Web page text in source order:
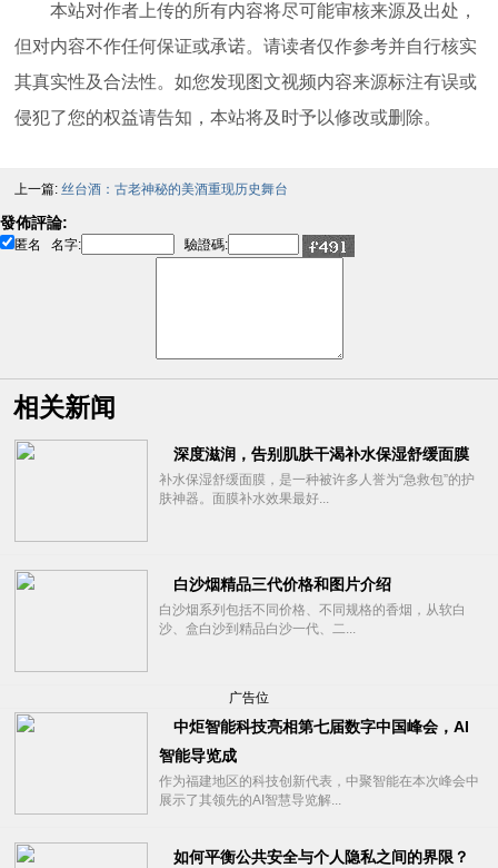
本站对作者上传的所有内容将尽可能审核来源及出处，
但对内容不作任何保证或承诺。请读者仅作参考并自行核实
其真实性及合法性。如您发现图文视频内容来源标注有误或
侵犯了您的权益请告知，本站将及时予以修改或删除。
上一篇: 丝台酒：古老神秘的美酒重现历史舞台
發佈評論:
匿名 名字: 驗證碼:
相关新闻
深度滋润，告别肌肤干渴补水保湿舒缓面膜
补水保湿舒缓面膜，是一种被许多人誉为“急救包”的护
肤神器。面膜补水效果最好...
白沙烟精品三代价格和图片介绍
白沙烟系列包括不同价格、不同规格的香烟，从软白
沙、盒白沙到精品白沙一代、二...
广告位
中炬智能科技亮相第七届数字中国峰会，AI
智能导览成
作为福建地区的科技创新代表，中聚智能在本次峰会中
展示了其领先的AI智慧导览解...
如何平衡公共安全与个人隐私之间的界限？